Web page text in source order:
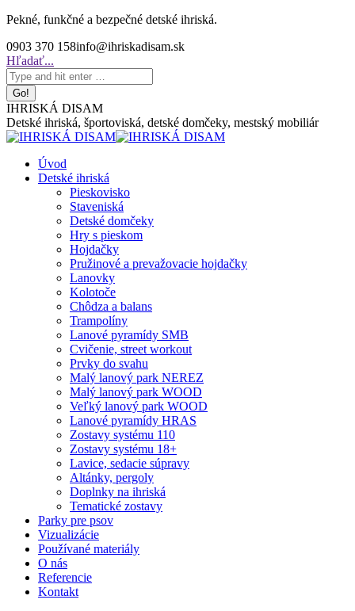
Skip
content
Pekné, funkčné a bezpečné detské ihriská.
0903 370 158info@ihriskadisam.sk
Search:
Hľadať...
IHRISKÁ DISAM
Detské ihriská, športoviská, detské domčeky, mestský mobiliár
Úvod
Detské ihriská
Pieskovisko
Staveniská
Detské domčeky
Hry s pieskom
Hojdačky
Pružinové a prevažovacie hojdačky
Lanovky
Kolotoče
Chôdza a balans
Trampolíny
Lanové pyramídy SMB
Cvičenie, street workout
Prvky do svahu
Malý lanový park NEREZ
Malý lanový park WOOD
Veľký lanový park WOOD
Lanové pyramídy HRAS
Zostavy systému 110
Zostavy systému 18+
Lavice, sedacie súpravy
Altánky, pergoly
Doplnky na ihriská
Tematické zostavy
Parky pre psov
Vizualizácie
Používané materiály
O nás
Referencie
Kontakt